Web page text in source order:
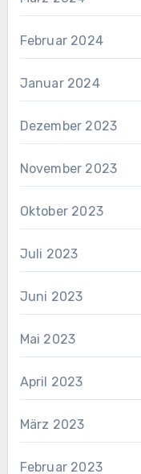
Februar 2024
Januar 2024
Dezember 2023
November 2023
Oktober 2023
Juli 2023
Juni 2023
Mai 2023
April 2023
März 2023
Februar 2023